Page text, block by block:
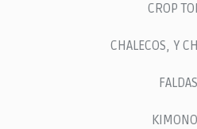
CROP
CHALECOS, Y
FALDAS